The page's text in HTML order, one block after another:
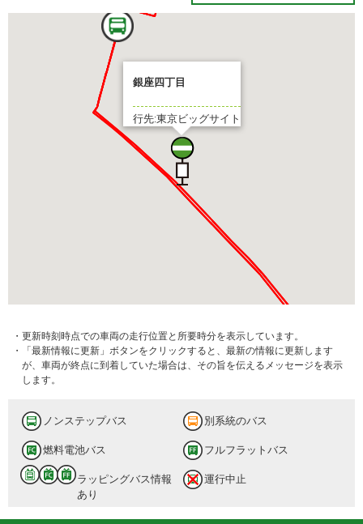
銀座四丁目
行先:東京ビッグサイト
・更新時刻時点での車両の走行位置と所要時分を表示しています。
・「最新情報に更新」ボタンをクリックすると、最新の情報に更新します
が、車両が終点に到着していた場合は、その旨を伝えるメッセージを表示
します。
ノンステップバス 別系統のバス
燃料電池バス フルフラットバス
ラッピングバス情報
あり
運行中止